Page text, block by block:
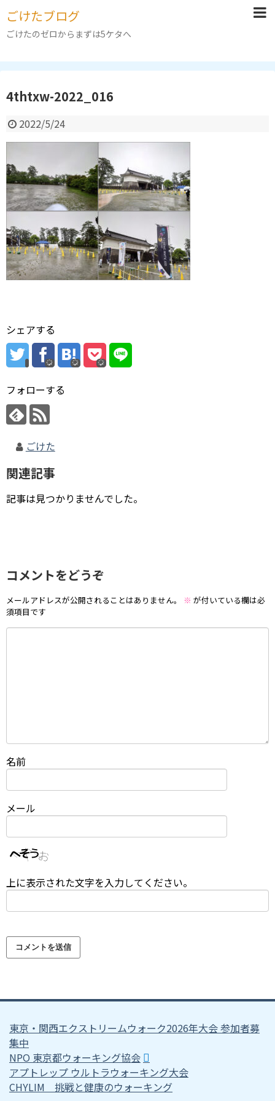
ごけたブログ
ごけたのゼロからまずは5ケタへ
4thtxw-2022_016
2022/5/24
シェアする
フォローする
ごけた
関連記事
記事は見つかりませんでした。
コメントをどうぞ
メールアドレスが公開されることはありません。 ※ が付いている欄は必
須項目です
名前
メール
上に表示された文字を入力してください。
東京・関西エクストリームウォーク2026年大会 参加者募
集中
NPO 東京都ウォーキング協会
アプトレップ ウルトラウォーキング大会
CHYLIM 挑戦と健康のウォーキング